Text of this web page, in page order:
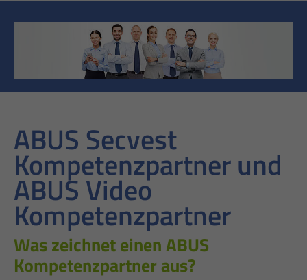
ABUS Secvest
Kompetenzpartner und
ABUS Video
Kompetenzpartner
Was zeichnet einen ABUS
Kompetenzpartner aus?